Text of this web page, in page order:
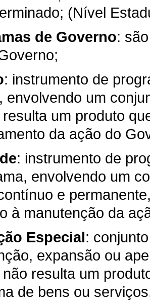
(Nível
de Governo:
: instrumento de
envolvendo um
um produto
da ação do
: instrumento de
envolvendo um
e
à manutenção da
Especial:
expansão ou
resulta um
de bens ou